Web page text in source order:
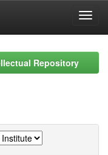
Repository